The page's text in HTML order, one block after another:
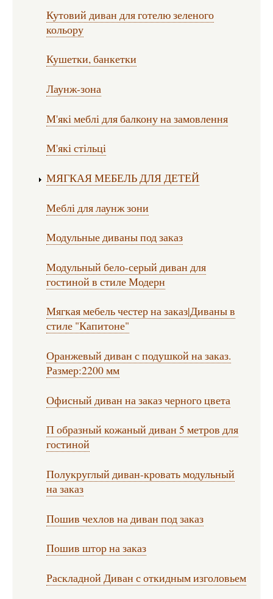
Кутовий диван для готелю зеленого
кольору
Кушетки, банкетки
Лаунж-зона
М'які меблі для балкону на замовлення
М'які стільці
МЯГКАЯ МЕБЕЛЬ ДЛЯ ДЕТЕЙ
Меблі для лаунж зони
Модульные диваны под заказ
Модульный бело-серый диван для
гостиной в стиле Модерн
Мягкая мебель честер на заказ|Диваны в
стиле "Капитоне"
Оранжевый диван с подушкой на заказ.
Размер:2200 мм
Офисный диван на заказ черного цвета
П образный кожаный диван 5 метров для
гостиной
Полукруглый диван-кровать модульный
на заказ
Пошив чехлов на диван под заказ
Пошив штор на заказ
Раскладной Диван с откидным изголовьем